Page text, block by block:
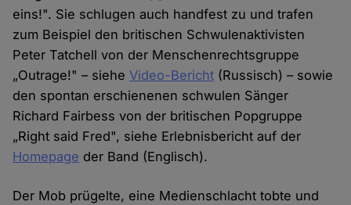
eins!". Sie schlugen auch handfest zu und trafen
zum Beispiel den britischen Schwulenaktivisten
Peter Tatchell von der Menschenrechtsgruppe
„Outrage!" – sieheVideo-Bericht (Russisch) – sowie
den spontan erschienenen schwulen Sänger
Richard Fairbess von der britischen Popgruppe
„Right said Fred", siehe Erlebnisbericht auf der
Homepage der Band (Englisch).
Der Mob prügelte, eine Medienschlacht tobte und